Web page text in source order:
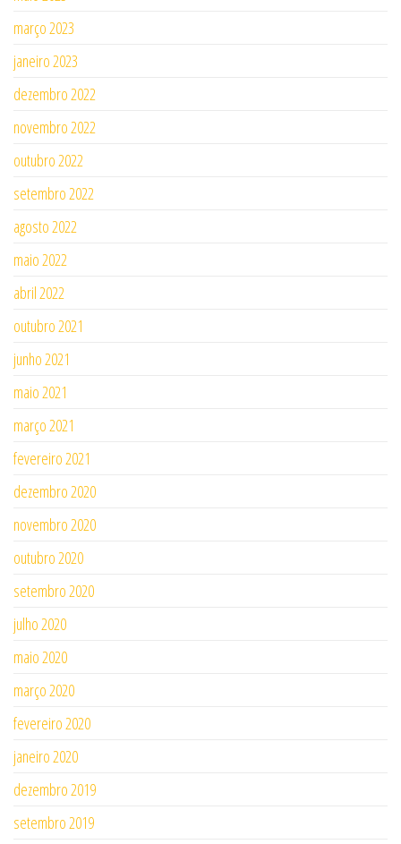
março 2023
janeiro 2023
dezembro 2022
novembro 2022
outubro 2022
setembro 2022
agosto 2022
maio 2022
abril 2022
outubro 2021
junho 2021
maio 2021
março 2021
fevereiro 2021
dezembro 2020
novembro 2020
outubro 2020
setembro 2020
julho 2020
maio 2020
março 2020
fevereiro 2020
janeiro 2020
dezembro 2019
setembro 2019